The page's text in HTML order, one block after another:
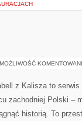
MOŻLIWOŚĆ
z Kalisza to
zachodniej Polski –
historią. To